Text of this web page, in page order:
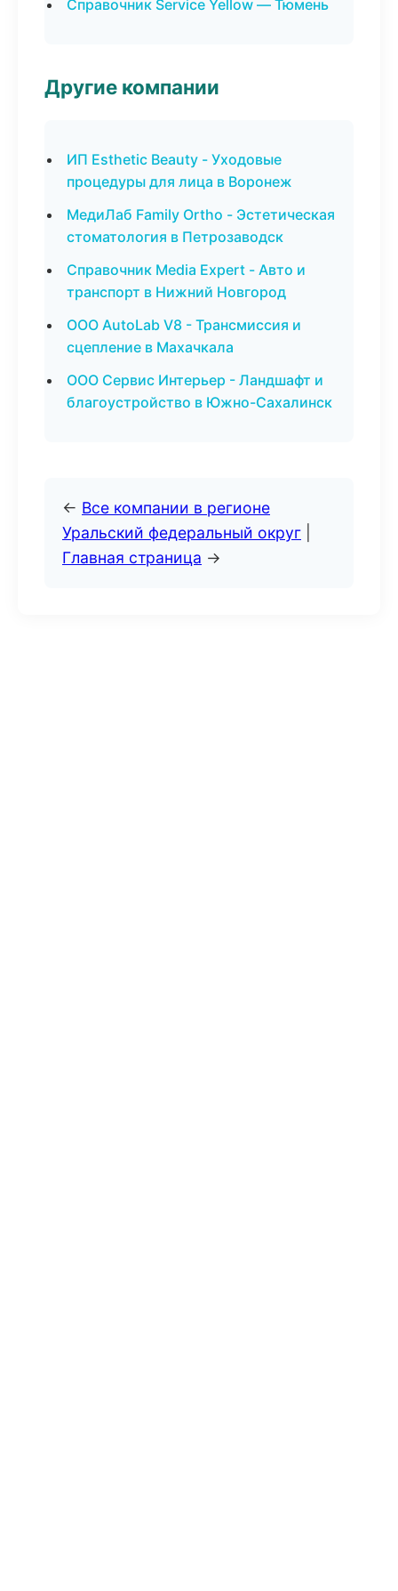
Справочник Service Yellow — Тюмень
Другие компании
ИП Esthetic Beauty - Уходовые
процедуры для лица в Воронеж
МедиЛаб Family Ortho - Эстетическая
стоматология в Петрозаводск
Справочник Media Expert - Авто и
транспорт в Нижний Новгород
ООО AutoLab V8 - Трансмиссия и
сцепление в Махачкала
ООО Сервис Интерьер - Ландшафт и
благоустройство в Южно-Сахалинск
← Все компании в регионе
Уральский федеральный округ
Главная страница →